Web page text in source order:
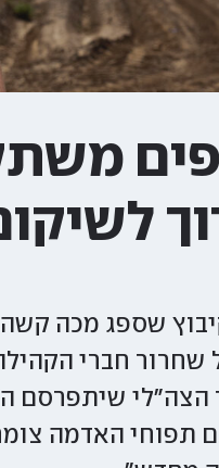
לשיקום
חברי
הצה"לי שיתפרסם
תפוחי האדמה